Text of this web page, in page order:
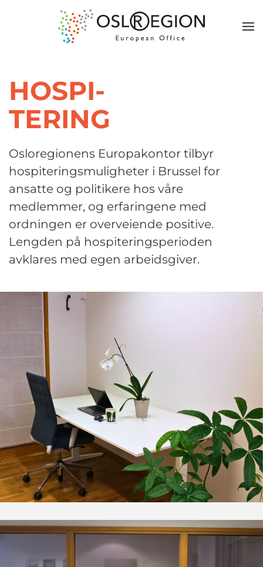
HOSPI-
TERING
Osloregionens Europakontor tilbyr
hospiteringsmuligheter i Brussel for
ansatte og politikere hos våre
medlemmer, og erfaringene med
ordningen er overveiende positive.
Lengden på hospiteringsperioden
avklares med egen arbeidsgiver.